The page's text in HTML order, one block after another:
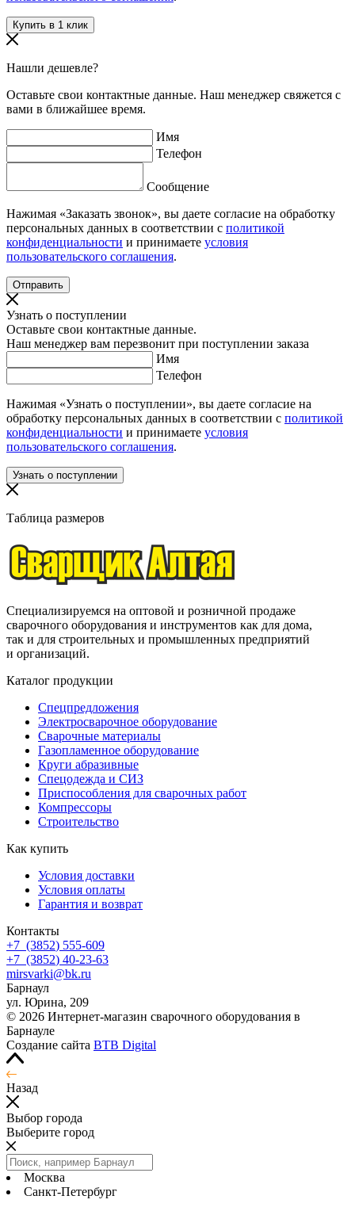
Нашли дешевле?
Оставьте свои контактные данные. Наш менеджер свяжется с
вами в ближайшее время.
Имя
Телефон
Сообщение
Нажимая «Заказать звонок», вы даете согласие на обработку
персональных данных в соответствии с политикой
конфиденциальности и принимаете условия
пользовательского соглашения.
Узнать о поступлении
Оставьте свои контактные данные.
Наш менеджер вам перезвонит при поступлении заказа
Имя
Телефон
Нажимая «Узнать о поступлении», вы даете согласие на
обработку персональных данных в соответствии с политикой
конфиденциальности и принимаете условия
пользовательского соглашения.
Таблица размеров
Специализируемся на оптовой и розничной продаже
сварочного оборудования и инструментов как для дома,
так и для строительных и промышленных предприятий
и организаций.
Каталог продукции
Спецпредложения
Электросварочное оборудование
Сварочные материалы
Газопламенное оборудование
Круги абразивные
Спецодежда и СИЗ
Приспособления для сварочных работ
Компрессоры
Строительство
Как купить
Условия доставки
Условия оплаты
Гарантия и возврат
Контакты
+7 (3852) 555-609
+7 (3852) 40-23-63
mirsvarki@bk.ru
Барнаул
ул. Юрина, 209
© 2026 Интернет-магазин сварочного оборудования в
Барнауле
Создание сайта BTB Digital
Назад
Выбор города
Выберите город
Москва
Санкт-Петербург